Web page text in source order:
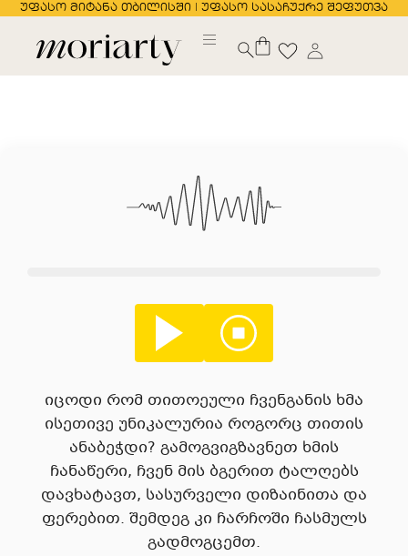
უფასო მიტანა თბილისში | უფასო სასაჩუქრე შეფუთვა
იცოდი რომ თითოეული ჩვენგანის ხმა
ისეთივე უნიკალურია როგორც თითის
ანაბეჭდი? გამოგვიგზავნეთ ხმის
ჩანაწერი, ჩვენ მის ბგერით ტალღებს
დავხატავთ, სასურველი დიზაინითა და
ფერებით. შემდეგ კი ჩარჩოში ჩასმულს
გადმოგცემთ.